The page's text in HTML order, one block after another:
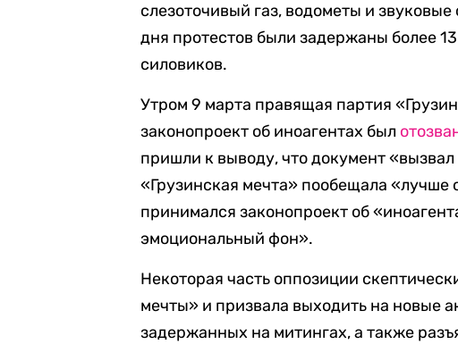
слезоточивый газ, водометы и
дня протестов были задержаны более
силовиков.
Утром 9 марта правящая партия
законопроект об иноагентах был
пришли к выводу, что документ
«Грузинская мечта» пообещала «лучше
принимался законопроект об
эмоциональный фон».
Некоторая часть оппозиции
мечты» и призвала выходить на новые
задержанных на митингах, а также